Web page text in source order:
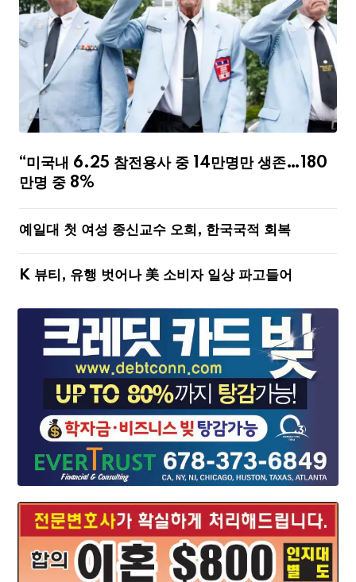
“미국내 6.25 참전용사 중 14만명만 생존…180
만명 중 8%
예일대 첫 여성 종신교수 오희, 한국국적 회복
K 뷰티, 유행 벗어나 美 소비자 일상 파고들어